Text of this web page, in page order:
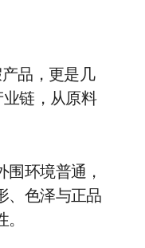
品，更是几
业链，从原料
环境普通，
、色泽与正品